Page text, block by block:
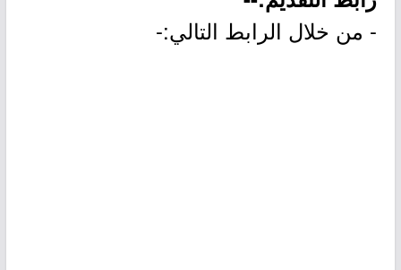
- من خلال الرابط التالي:-